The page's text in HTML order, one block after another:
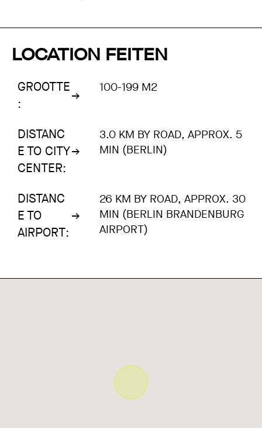
LOCATION FEITEN
GROOTTE
:
100-199 M2
DISTANC
E TO CITY
CENTER:
3.0 KM BY ROAD, APPROX. 5
MIN (BERLIN)
DISTANC
E TO
AIRPORT:
26 KM BY ROAD, APPROX. 30
MIN (BERLIN BRANDENBURG
AIRPORT)